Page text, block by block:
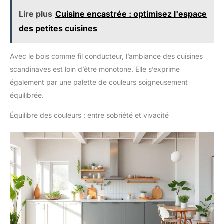
Lire plus Cuisine encastrée : optimisez l'espace
des petites cuisines
Avec le bois comme fil conducteur, l’ambiance des cuisines
scandinaves est loin d’être monotone. Elle s’exprime
également par une palette de couleurs soigneusement
équilibrée.
Équilibre des couleurs : entre sobriété et vivacité